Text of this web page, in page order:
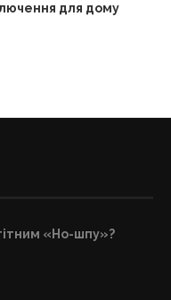
для дому
«Но-шпу»?